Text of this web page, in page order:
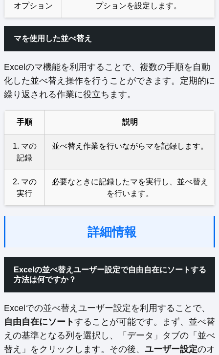
オプション プションを設定します。
マを使用した並べ替え
Excelのマ機能を利用することで、複数の手順を自動
化した並べ替え操作を行うことができます。定期的に
繰り返される作業に役立ちます。
手順 説明
1. マの
記録
並べ替え作業を行いながらマを記録します。
2. マの
実行
必要なときに記録したマを実行し、並べ替え
を行います。
詳細情報
Excelの並べ替えユーザー設定で自由自在にソートする
方法は何ですか？
Excelでの並べ替えユーザー設定を利用することで、
自由自在にソートすることが可能です。まず、並べ替
えの基準となる列を選択し、「データ」タブの「並べ
替え」をクリックします。その後、 ユーザー設定のオ